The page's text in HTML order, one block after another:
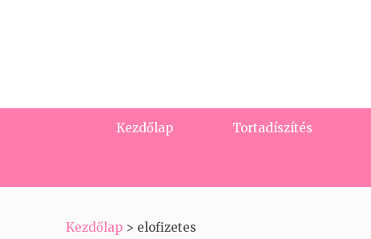
Kezdőlap Tortadíszítés
Kezdőlap > elofizetes